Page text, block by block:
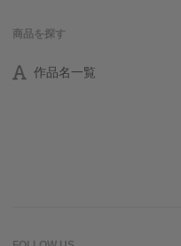
商品を探す
作品名一覧